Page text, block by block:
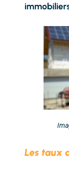
Les taux